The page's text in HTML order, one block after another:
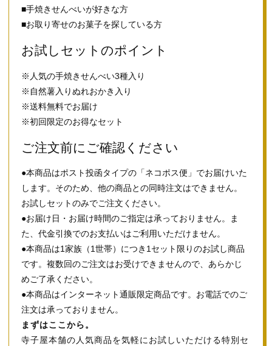
■手焼きせんべいが好きな方
■お取り寄せのお菓子を探している方
お試しセットのポイント
※人気の手焼きせんべい3種入り
※自然薯入りぬれおかき入り
※送料無料でお届け
※初回限定のお得なセット
ご注文前にご確認ください
●本商品はポスト投函タイプの「ネコポス便」でお届けいた
します。そのため、他の商品との同時注文はできません。
お試しセットのみでご注文ください。
●お届け日・お届け時間のご指定は承っておりません。ま
た、代金引換でのお支払いはご利用いただけません。
●本商品は1家族（1世帯）につき1セット限りのお試し商品
です。複数回のご注文はお受けできませんので、あらかじ
めご了承ください。
●本商品はインターネット通販限定商品です。お電話でのご
注文は承っておりません。
まずはここから。
寺子屋本舗の人気商品を気軽にお試しいただける特別セ